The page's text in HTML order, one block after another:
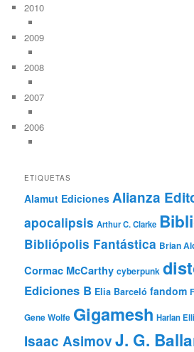
2010
2009
2008
2007
2006
ETIQUETAS
Alamut Ediciones Alianza
apocalipsis Arthur C. Clarke
Bibliópolis Fantástica Brian
Cormac McCarthy cyberpunk
Ediciones B Elia Barceló fandom
Gene Wolfe Gigamesh Harlan
Isaac AsimovJ. G.